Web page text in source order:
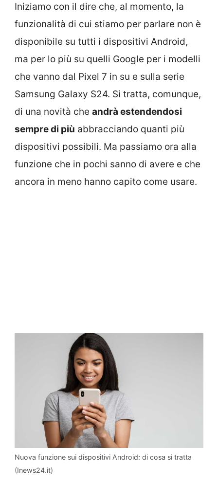
Iniziamo con il dire che, al momento, la
funzionalità di cui stiamo per parlare non è
disponibile su tutti i dispositivi Android,
ma per lo più su quelli Google per i modelli
che vanno dal Pixel 7 in su e sulla serie
Samsung Galaxy S24. Si tratta, comunque,
di una novità che andrà estendendosi
sempre di più abbracciando quanti più
dispositivi possibili. Ma passiamo ora alla
funzione che in pochi sanno di avere e che
ancora in meno hanno capito come usare.
Nuova funzione sui dispositivi Android: di cosa si tratta
(Inews24.it)